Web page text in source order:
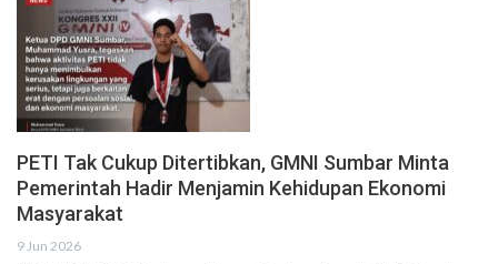
PETI Tak Cukup Ditertibkan, GMNI Sumbar Minta
Pemerintah Hadir Menjamin Kehidupan Ekonomi
Masyarakat
9 Jun 2026